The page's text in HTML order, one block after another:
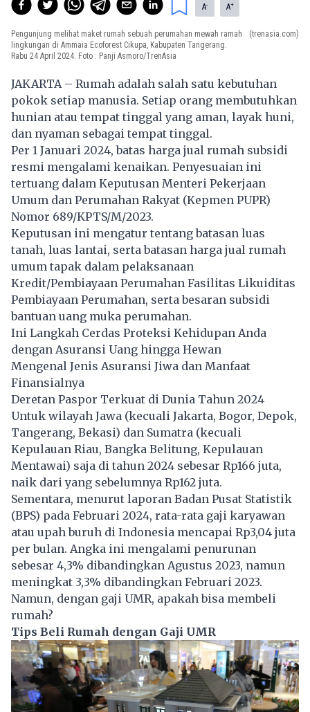
A- A+
Pengunjung melihat maket rumah sebuah perumahan mewah ramah
lingkungan di Ammaia Ecoforest Cikupa, Kabupaten Tangerang.
Rabu 24 April 2024. Foto : Panji Asmoro/TrenAsia
(trenasia.com)
JAKARTA – Rumah adalah salah satu kebutuhan
pokok setiap manusia. Setiap orang membutuhkan
hunian atau tempat tinggal yang aman, layak huni,
dan nyaman sebagai tempat tinggal.
Per 1 Januari 2024, batas harga jual rumah subsidi
resmi mengalami kenaikan. Penyesuaian ini
tertuang dalam Keputusan Menteri Pekerjaan
Umum dan Perumahan Rakyat (Kepmen PUPR)
Nomor 689/KPTS/M/2023.
Keputusan ini mengatur tentang batasan luas
tanah, luas lantai, serta batasan harga jual rumah
umum tapak dalam pelaksanaan
Kredit/Pembiayaan Perumahan Fasilitas Likuiditas
Pembiayaan Perumahan, serta besaran subsidi
bantuan uang muka perumahan.
Ini Langkah Cerdas Proteksi Kehidupan Anda
dengan Asuransi Uang hingga Hewan
Mengenal Jenis Asuransi Jiwa dan Manfaat
Finansialnya
Deretan Paspor Terkuat di Dunia Tahun 2024
Untuk wilayah Jawa (kecuali Jakarta, Bogor, Depok,
Tangerang, Bekasi) dan Sumatra (kecuali
Kepulauan Riau, Bangka Belitung, Kepulauan
Mentawai) saja di tahun 2024 sebesar Rp166 juta,
naik dari yang sebelumnya Rp162 juta.
Sementara, menurut laporan Badan Pusat Statistik
(BPS) pada Februari 2024, rata-rata gaji karyawan
atau upah buruh di Indonesia mencapai Rp3,04 juta
per bulan. Angka ini mengalami penurunan
sebesar 4,3% dibandingkan Agustus 2023, namun
meningkat 3,3% dibandingkan Februari 2023.
Namun, dengan gaji UMR, apakah bisa membeli
rumah?
Tips Beli Rumah dengan Gaji UMR